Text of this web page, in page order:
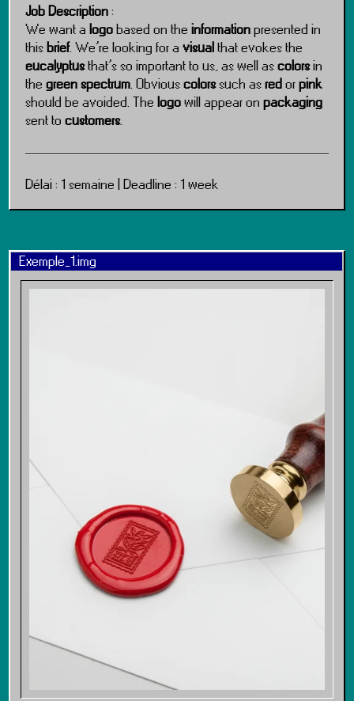
Job Description:
We want alogobased on theinformationpresented in
thisbrief. We’re looking for avisualthat evokes the
eucalyptusthat’s so important to us, as well ascolorsin
thegreen spectrum. Obviouscolorssuch asredorpink
should be avoided. Thelogowill appear onpackaging
sent tocustomers.
Délai : 1 semaine |Deadline : 1 week
Exemple_1.img